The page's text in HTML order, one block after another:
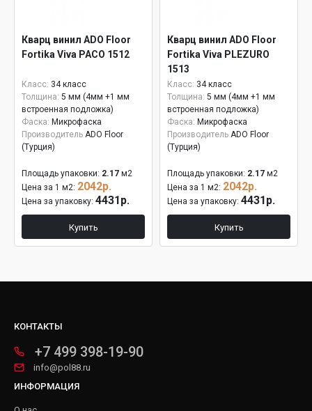
Кварц винил ADO Floor
Fortika Viva PACO 1512
Класс: 34 класс
Толщина: 5 мм (4мм +1 мм
встроенная подложка)
Фаска: Микрофаска
Производитель ADO Floor
(Турция)
Площадь упаковки: 2.17 м2
Цена за 1 м2: 2042р.
Цена за упаковку: 4431р.
Купить
Кварц винил ADO Floor
Fortika Viva PLEZURO
1513
Класс: 34 класс
Толщина: 5 мм (4мм +1 мм
встроенная подложка)
Фаска: Микрофаска
Производитель ADO Floor
(Турция)
Площадь упаковки: 2.17 м2
Цена за 1 м2: 2042р.
Цена за упаковку: 4431р.
Купить
КОНТАКТЫ
+7 499 398-19-90
info@pol88.ru
ИНФОРМАЦИЯ